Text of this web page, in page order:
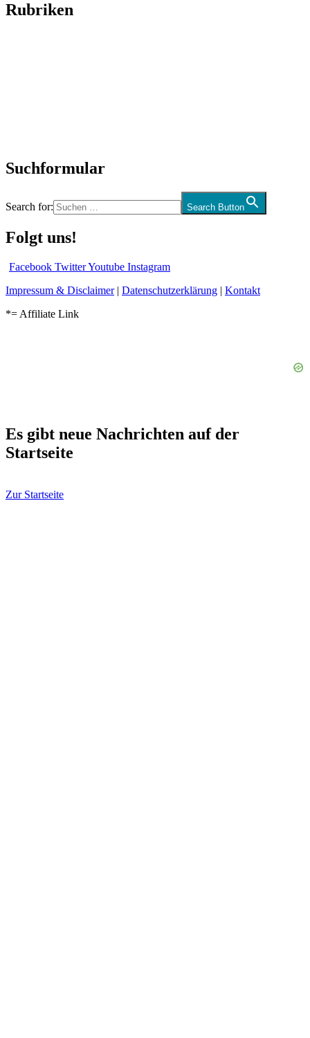
Rubriken
Suchformular
Search for: Search Button
Folgt uns!
Facebook TwitterYoutube Instagram
Impressum & Disclaimer| Datenschutzerklärung | Kontakt
*= Affiliate Link
Es gibt neue Nachrichten auf der
Startseite
Zur Startseite